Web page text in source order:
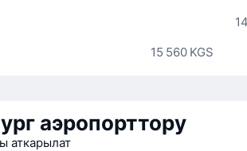
15 560 KGS
аэропорттору
аткарылат